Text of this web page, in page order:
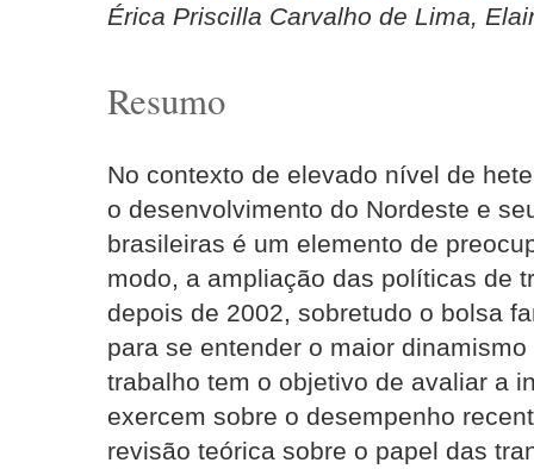
Érica Priscilla Carvalho de Lima,
Resumo
No contexto de elevado nível de
o desenvolvimento do Nordeste e
brasileiras é um elemento de
modo, a ampliação das políticas de
depois de 2002, sobretudo o bolsa
para se entender o maior
trabalho tem o objetivo de avaliar a
exercem sobre o desempenho
revisão teórica sobre o papel das